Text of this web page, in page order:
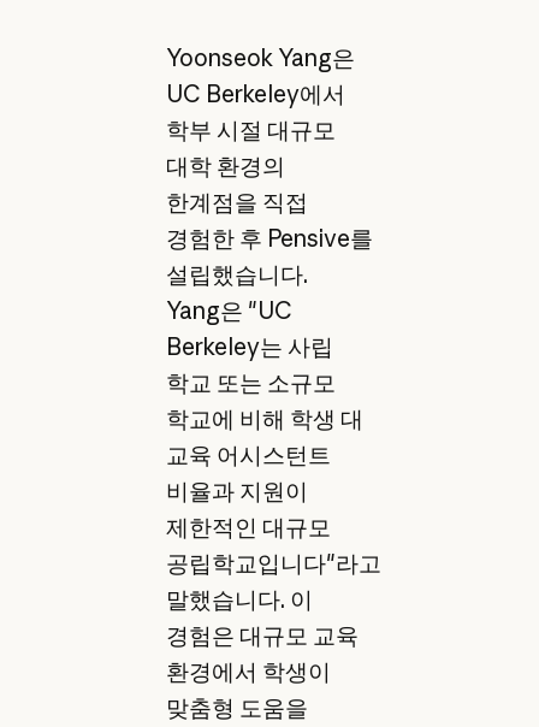
Yoonseok Yang은
UC Berkeley에서
학부 시절 대규모
대학 환경의
한계점을 직접
경험한 후 Pensive를
설립했습니다.
Yang은 "UC
Berkeley는 사립
학교 또는 소규모
학교에 비해 학생 대
교육 어시스턴트
비율과 지원이
제한적인 대규모
공립학교입니다"라고
말했습니다. 이
경험은 대규모 교육
환경에서 학생이
맞춤형 도움을